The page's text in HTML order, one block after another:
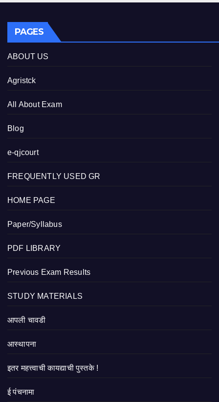
PAGES
ABOUT US
Agristck
All About Exam
Blog
e-qjcourt
FREQUENTLY USED GR
HOME PAGE
Paper/Syllabus
PDF LIBRARY
Previous Exam Results
STUDY MATERIALS
आपली चावडी
आस्थापना
इतर महत्त्वाची कायद्याची पुस्तके !
ई पंचनामा